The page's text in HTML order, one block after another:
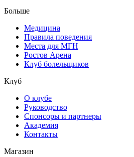
Больше
Медицина
Правила поведения
Места для МГН
Ростов Арена
Клуб болельщиков
Клуб
О клубе
Руководство
Спонсоры и партнеры
Академия
Контакты
Магазин